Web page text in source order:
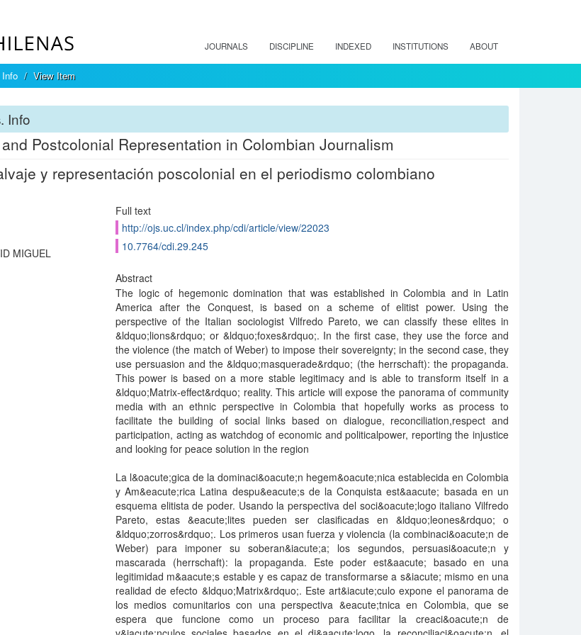
JOURNALS DISCIPLINE INDEXED INSTITUTIONS ABOUT
View Item
Info
Postcolonial Representation in Colombian Journalism
y representación poscolonial en el periodismo colombiano
MIGUEL
Full text
http://ojs.uc.cl/index.php/cdi/article/view/22023
10.7764/cdi.29.245
Abstract
The logic of hegemonic domination that was established in Colombia and in Latin
America after the Conquest, is based on a scheme of elitist power. Using the
perspective of the Italian sociologist Vilfredo Pareto, we can classify these elites in
&ldquo;lions&rdquo; or &ldquo;foxes&rdquo;. In the first case, they use the force and
the violence (the match of Weber) to impose their sovereignty; in the second case, they
use persuasion and the &ldquo;masquerade&rdquo; (the herrschaft): the propaganda.
This power is based on a more stable legitimacy and is able to transform itself in a
&ldquo;Matrix-effect&rdquo; reality. This article will expose the panorama of community
media with an ethnic perspective in Colombia that hopefully works as process to
facilitate the building of social links based on dialogue, reconciliation,respect and
participation, acting as watchdog of economic and politicalpower, reporting the injustice
and looking for peace solution in the region
La l&oacute;gica de la dominaci&oacute;n hegem&oacute;nica establecida en Colombia
y Am&eacute;rica Latina despu&eacute;s de la Conquista est&aacute; basada en un
esquema elitista de poder. Usando la perspectiva del soci&oacute;logo italiano Vilfredo
Pareto, estas &eacute;lites pueden ser clasificadas en &ldquo;leones&rdquo; o
&ldquo;zorros&rdquo;. Los primeros usan fuerza y violencia (la combinaci&oacute;n de
Weber) para imponer su soberan&iacute;a; los segundos, persuasi&oacute;n y
mascarada (herrschaft): la propaganda. Este poder est&aacute; basado en una
legitimidad m&aacute;s estable y es capaz de transformarse a s&iacute; mismo en una
realidad de efecto &ldquo;Matrix&rdquo;. Este art&iacute;culo expone el panorama de
los medios comunitarios con una perspectiva &eacute;tnica en Colombia, que se
espera que funcione como un proceso para facilitar la creaci&oacute;n de